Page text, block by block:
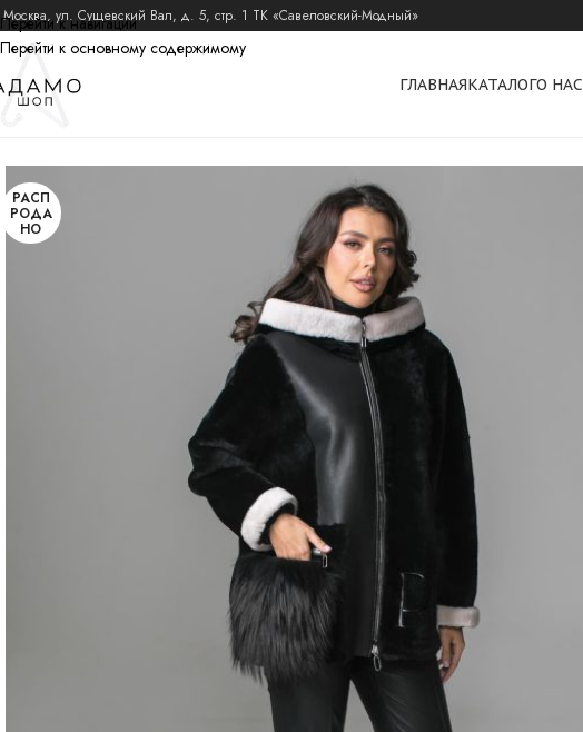
Перейти к навигации
Перейти к основному содержимому
ул. Сущевский Вал, д. 5, стр. 1 ТК «Савеловский-Модный»
ГЛАВНАЯКАТАЛОГО НАС
дубленки
РАСП
РОДА
НО